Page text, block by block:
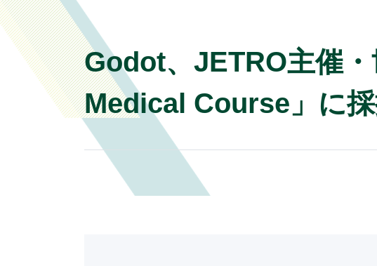
Godot、JETRO主催
Medical Course」に